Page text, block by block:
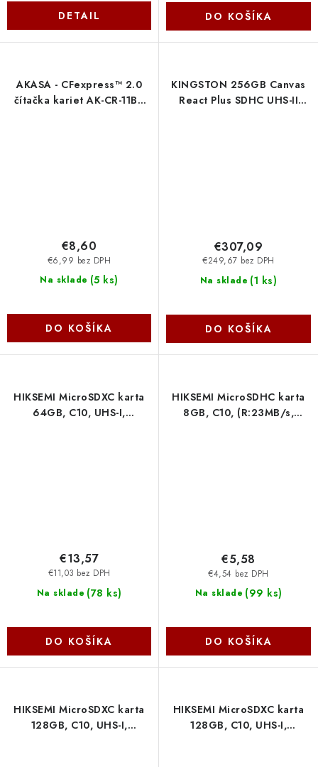
DETAIL DO KOŠÍKA
AKASA - CFexpress™ 2.0
čítačka kariet AK-CR-11BK
Na sklade (5 ks)
€6,99 bez DPH
€8,60
DO KOŠÍKA
KINGSTON 256GB Canvas
React Plus SDHC UHS-II
Na sklade (1 ks)
€249,67 bez DPH
€307,09
DO KOŠÍKA
HIKSEMI MicroSDXC karta
64GB, C10, UHS-I,
Na sklade (78 ks)
€11,03 bez DPH
€13,57
DO KOŠÍKA
HIKSEMI MicroSDHC karta
8GB, C10, (R:23MB/s,
Na sklade (99 ks)
€4,54 bez DPH
€5,58
DO KOŠÍKA
HIKSEMI MicroSDXC karta
128GB, C10, UHS-I,
HIKSEMI MicroSDXC karta
128GB, C10, UHS-I,